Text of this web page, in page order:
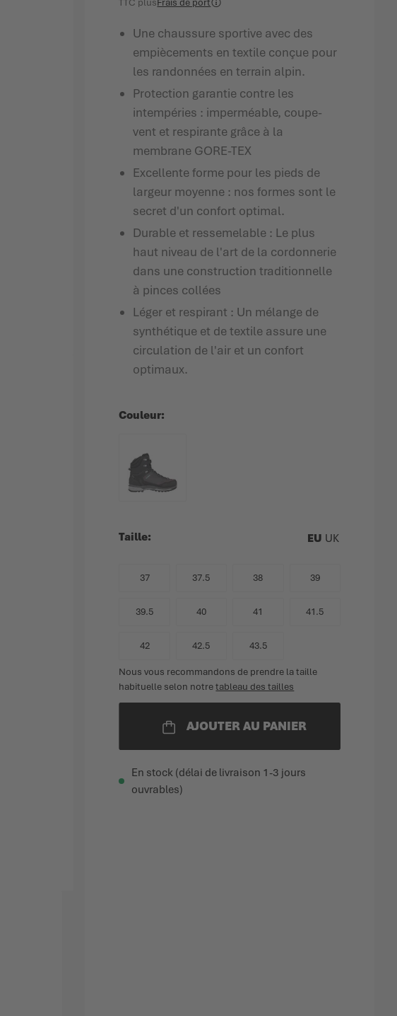
TTC plusFrais de port
Une chaussure sportive avec des
empiècements en textile conçue pour
les randonnées en terrain alpin.
Protection garantie contre les
intempéries : imperméable, coupe-
vent et respirante grâce à la
membrane GORE-TEX
Excellente forme pour les pieds de
largeur moyenne : nos formes sont le
secret d'un confort optimal.
Durable et ressemelable : Le plus
haut niveau de l'art de la cordonnerie
dans une construction traditionnelle
à pinces collées
Léger et respirant : Un mélange de
synthétique et de textile assure une
circulation de l'air et un confort
optimaux.
Couleur
Taille EU UK
37 37.5 38 39
39.5 40 41 41.5
42 42.5 43.5
Nous vous recommandons de prendre la taille
habituelle selon notretableau des tailles
AJOUTER AU PANIER
En stock (délai de livraison 1-3 jours
ouvrables)